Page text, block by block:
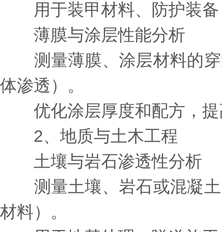
用于装甲材料、防护装备
薄膜与涂层性能分析
测量薄膜、涂层材料的穿
体渗透）。
优化涂层厚度和配方，提
2、地质与土木工程
土壤与岩石渗透性分析
测量土壤、岩石或混凝土
材料）。